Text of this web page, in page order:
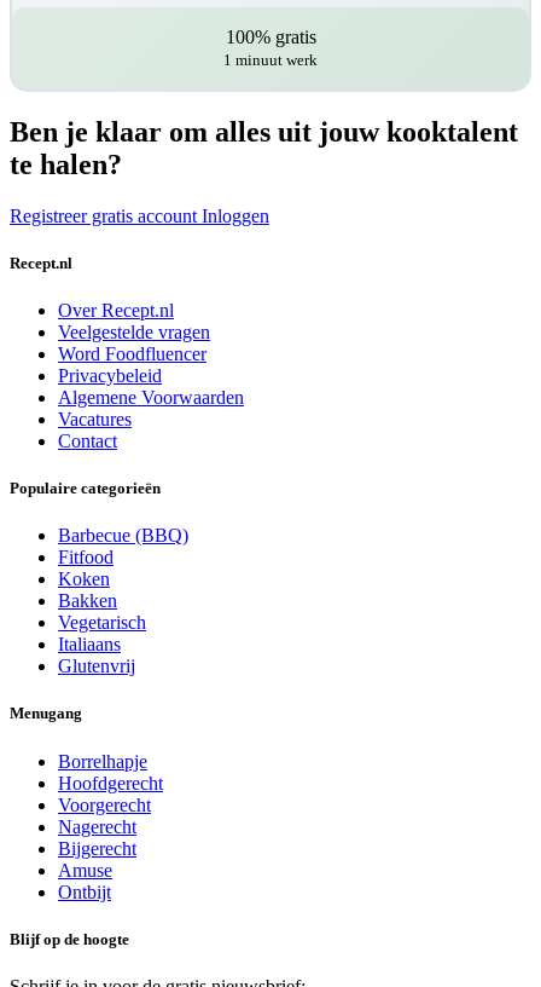
100% gratis
1 minuut werk
Ben je klaar om alles uit jouw kooktalent
te halen?
Registreer gratis account Inloggen
Recept.nl
Over Recept.nl
Veelgestelde vragen
Word Foodfluencer
Privacybeleid
Algemene Voorwaarden
Vacatures
Contact
Populaire categorieën
Barbecue (BBQ)
Fitfood
Koken
Bakken
Vegetarisch
Italiaans
Glutenvrij
Menugang
Borrelhapje
Hoofdgerecht
Voorgerecht
Nagerecht
Bijgerecht
Amuse
Ontbijt
Blijf op de hoogte